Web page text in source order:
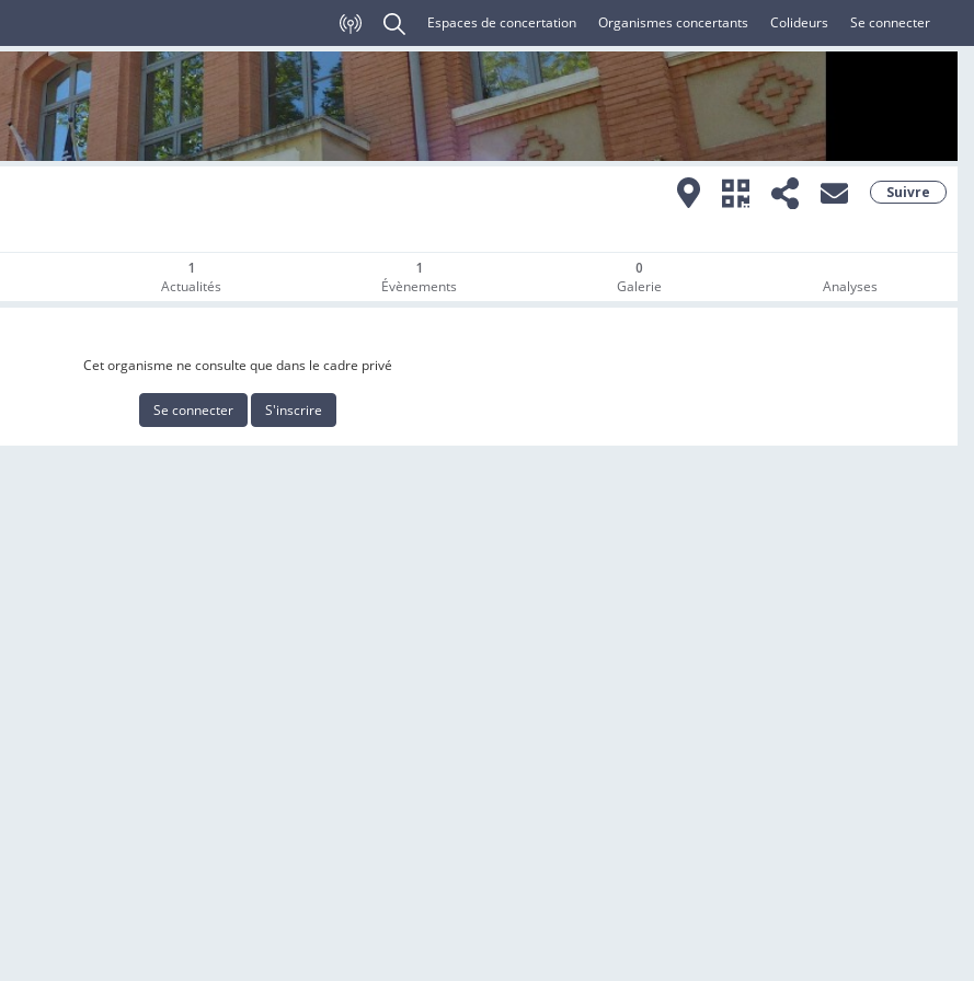
Espaces de concertation Organismes concertants Colideurs Se connecter
Suivre
1
Actualités
1
Évènements
0
Galerie
Analyses
Cet organisme ne consulte que dans le cadre privé
Se connecter S'inscrire